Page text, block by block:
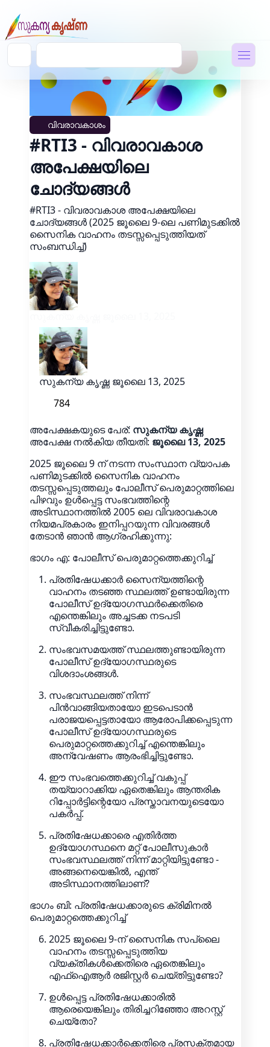
വിവരാവകാശം
#RTI3 - വിവരാവകാശ
അപേക്ഷയിലെ
ചോദ്യങ്ങൾ
#RTI3 - വിവരാവകാശ അപേക്ഷയിലെ
ചോദ്യങ്ങൾ (2025 ജൂലൈ 9-ലെ പണിമുടക്കിൽ
സൈനിക വാഹനം തടസ്സപ്പെടുത്തിയത്
സംബന്ധിച്ച്)
സുകന്യ കൃഷ്ണ ജൂലൈ 13, 2025
784
അപേക്ഷകയുടെ പേര്: സുകന്യ കൃഷ്ണ
അപേക്ഷ നൽകിയ തീയതി: ജൂലൈ 13, 2025
2025 ജൂലൈ 9 ന് നടന്ന സംസ്ഥാന വ്യാപക
പണിമുടക്കിൽ സൈനിക വാഹനം
തടസ്സപ്പെടുത്തലും പോലീസ് പെരുമാറ്റത്തിലെ
പിഴവും ഉൾപ്പെട്ട സംഭവത്തിന്റെ
അടിസ്ഥാനത്തിൽ 2005 ലെ വിവരാവകാശ
നിയമപ്രകാരം ഇനിപ്പറയുന്ന വിവരങ്ങൾ
തേടാൻ ഞാൻ ആഗ്രഹിക്കുന്നു:
ഭാഗം എ: പോലീസ് പെരുമാറ്റത്തെക്കുറിച്ച്
പ്രതിഷേധക്കാർ സൈന്യത്തിന്റെ
വാഹനം തടഞ്ഞ സ്ഥലത്ത് ഉണ്ടായിരുന്ന
പോലീസ് ഉദ്യോഗസ്ഥർക്കെതിരെ
എന്തെങ്കിലും അച്ചടക്ക നടപടി
സ്വീകരിച്ചിട്ടുണ്ടോ.
സംഭവസമയത്ത് സ്ഥലത്തുണ്ടായിരുന്ന
പോലീസ് ഉദ്യോഗസ്ഥരുടെ
വിശദാംശങ്ങൾ.
സംഭവസ്ഥലത്ത് നിന്ന്
പിൻവാങ്ങിയതായോ ഇടപെടാൻ
പരാജയപ്പെട്ടതായോ ആരോപിക്കപ്പെടുന്ന
പോലീസ് ഉദ്യോഗസ്ഥരുടെ
പെരുമാറ്റത്തെക്കുറിച്ച് എന്തെങ്കിലും
അന്വേഷണം ആരംഭിച്ചിട്ടുണ്ടോ.
ഈ സംഭവത്തെക്കുറിച്ച് വകുപ്പ്
തയ്യാറാക്കിയ ഏതെങ്കിലും ആന്തരിക
റിപ്പോർട്ടിന്റെയോ പ്രസ്താവനയുടെയോ
പകർപ്പ്.
പ്രതിഷേധക്കാരെ എതിർത്ത
ഉദ്യോഗസ്ഥനെ മറ്റ് പോലീസുകാർ
സംഭവസ്ഥലത്ത് നിന്ന് മാറ്റിയിട്ടുണ്ടോ -
അങ്ങനെയെങ്കിൽ, എന്ത്
അടിസ്ഥാനത്തിലാണ്?
ഭാഗം ബി: പ്രതിഷേധക്കാരുടെ ക്രിമിനൽ
പെരുമാറ്റത്തെക്കുറിച്ച്
2025 ജൂലൈ 9-ന് സൈനിക സപ്ലൈ
വാഹനം തടസ്സപ്പെടുത്തിയ
വ്യക്തികൾക്കെതിരെ ഏതെങ്കിലും
എഫ്‌ഐആർ രജിസ്റ്റർ ചെയ്തിട്ടുണ്ടോ?
ഉൾപ്പെട്ട പ്രതിഷേധക്കാരിൽ
ആരെയെങ്കിലും തിരിച്ചറിഞ്ഞോ അറസ്റ്റ്
ചെയ്തോ?
പ്രതിഷേധക്കാർക്കെതിരെ പ്രസക്തമായ